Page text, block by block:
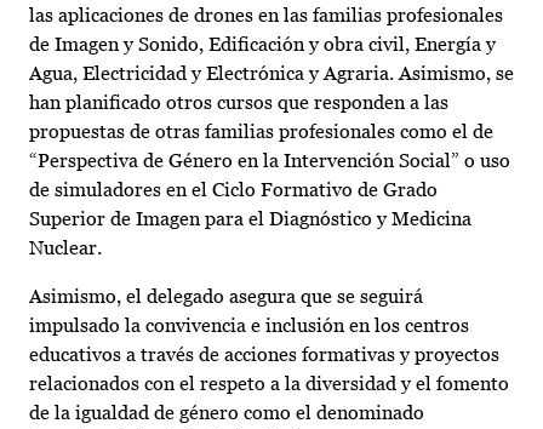
las aplicaciones de drones en las familias profesionales
de Imagen y Sonido, Edificación y obra civil, Energía y
Agua, Electricidad y Electrónica y Agraria. Asimismo, se
han planificado otros cursos que responden a las
propuestas de otras familias profesionales como el de
“Perspectiva de Género en la Intervención Social” o uso
de simuladores en el Ciclo Formativo de Grado
Superior de Imagen para el Diagnóstico y Medicina
Nuclear.
Asimismo, el delegado asegura que se seguirá
impulsado la convivencia e inclusión en los centros
educativos a través de acciones formativas y proyectos
relacionados con el respeto a la diversidad y el fomento
de la igualdad de género como el denominado